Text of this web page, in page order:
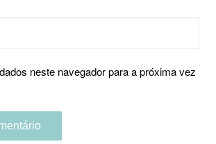
neste navegador para a próxima vez